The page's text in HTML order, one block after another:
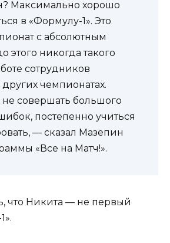
Максимально хорошо
в «Формулу-1». Это
с абсолютным
этого никогда такого
сотрудников
чемпионатах.
не совершать большого
постепенно учиться
— сказал Мазепин
«Все на Матч!».
что Никита — не первый